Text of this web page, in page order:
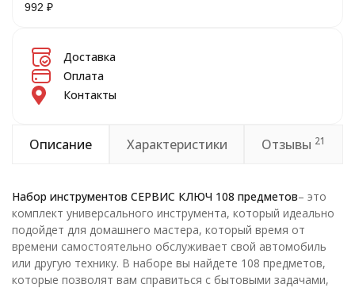
992 ₽
Доставка
Оплата
Контакты
Описание Характеристики Отзывы 21
Набор инструментов СЕРВИС КЛЮЧ 108 предметов– это
комплект универсального инструмента, который идеально
подойдет для домашнего мастера, который время от
времени самостоятельно обслуживает свой автомобиль
или другую технику. В наборе вы найдете 108 предметов,
которые позволят вам справиться с бытовыми задачами,